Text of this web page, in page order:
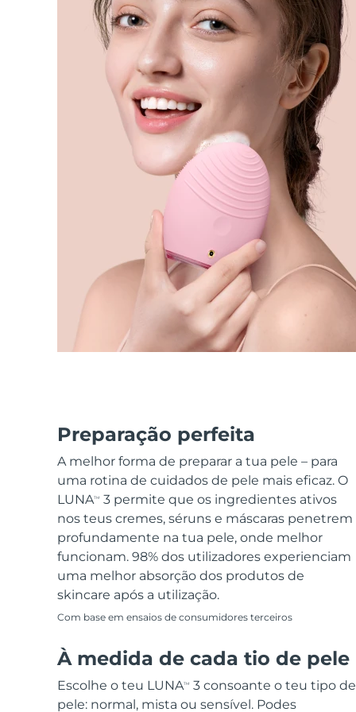
Preparação perfeita
A melhor forma de preparar a tua pele – para
uma rotina de cuidados de pele mais eficaz. O
LUNATM
3 permite que os ingredientes ativos
nos teus cremes, séruns e máscaras penetrem
profundamente na tua pele, onde melhor
funcionam. 98% dos utilizadores experienciam
uma melhor absorção dos produtos de
skincare após a utilização.
Com base em ensaios de consumidores terceiros
À medida de cada tio de pele
Escolhe o teu LUNATM
3 consoante o teu tipo de
pele: normal, mista ou sensível. Podes